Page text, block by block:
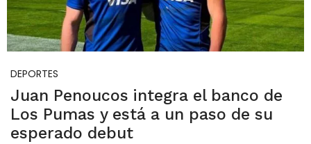
DEPORTES
Juan Penoucos integra el banco de
Los Pumas y está a un paso de su
esperado debut